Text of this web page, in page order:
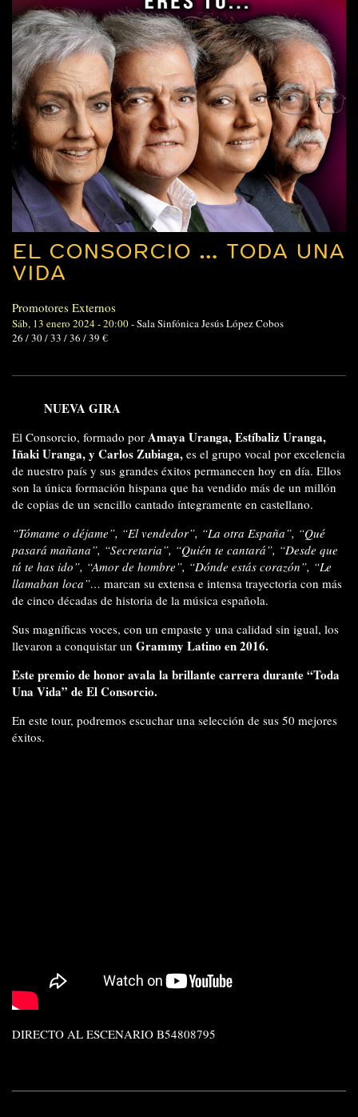
EL CONSORCIO … TODA UNA
VIDA
Promotores Externos
Sáb, 13 enero 2024 - 20:00-Sala Sinfónica Jesús López Cobos
26 / 30 / 33 / 36 / 39 €
NUEVA GIRA
El Consorcio, formado por Amaya Uranga, Estíbaliz Uranga,
Iñaki Uranga, y Carlos Zubiaga, es el grupo vocal por excelencia
de nuestro país y sus grandes éxitos permanecen hoy en día. Ellos
son la única formación hispana que ha vendido más de un millón
de copias de un sencillo cantado íntegramente en castellano.
“Tómame o déjame”, “El vendedor”, “La otra España”, “Qué
pasará mañana”, “Secretaria”, “Quién te cantará”, “Desde que
tú te has ido”, “Amor de hombre”, “Dónde estás corazón”, “Le
llamaban loca”… marcan su extensa e intensa trayectoria con más
de cinco décadas de historia de la música española.
Sus magníficas voces, con un empaste y una calidad sin igual, los
llevaron a conquistar un Grammy Latino en 2016.
Este premio de honor avala la brillante carrera durante “Toda
Una Vida” de El Consorcio.
En este tour, podremos escuchar una selección de sus 50 mejores
éxitos.
DIRECTO AL ESCENARIO B54808795